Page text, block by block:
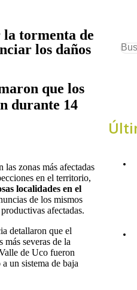
la tormenta de
los daños
que los
durante 14
las zonas más afectadas
en el territorio,
localidades en el
de los mismos
afectadas.
detallaron que el
severas de la
de Uco fueron
un sistema de baja